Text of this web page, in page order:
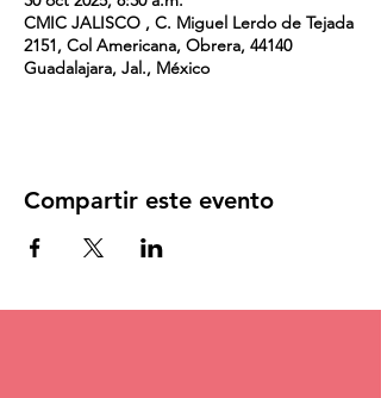
CMIC JALISCO , C. Miguel Lerdo de Tejada
2151, Col Americana, Obrera, 44140
Guadalajara, Jal., México
Compartir este evento